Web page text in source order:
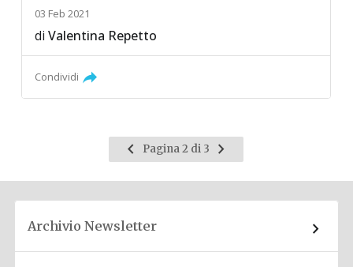
03 Feb 2021
diValentina Repetto
Condividi
Pagina
precedente
Pagina 2 di 3
Pagina
successiva
Archivio Newsletter